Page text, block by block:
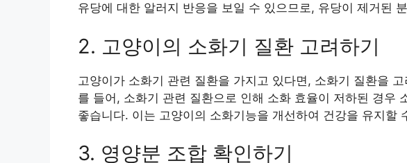
유당에 대한 알러지 반응을 보일 수 있으므로, 유당이 제거된
2. 고양이의 소화기 질환 고려하기
고양이가 소화기 관련 질환을 가지고 있다면, 소화기 질환을
를 들어, 소화기 관련 질환으로 인해 소화 효율이 저하된 경우
좋습니다. 이는 고양이의 소화기능을 개선하여 건강을 유지할
3. 영양분 조합 확인하기